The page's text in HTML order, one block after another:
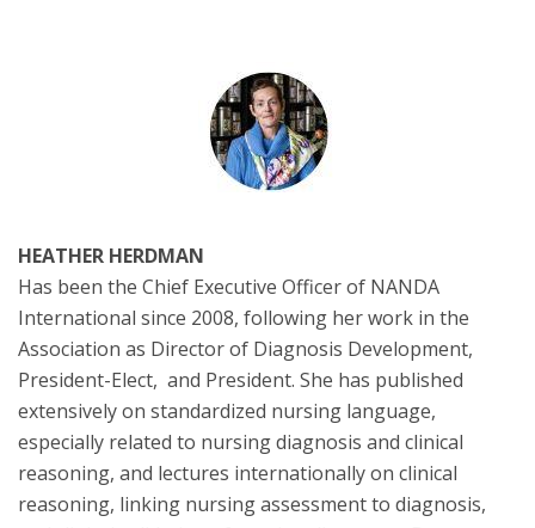
HEATHER HERDMAN
Has been the Chief Executive Officer of NANDA
International since 2008, following her work in the
Association as Director of Diagnosis Development,
President-Elect, and President. She has published
extensively on standardized nursing language,
especially related to nursing diagnosis and clinical
reasoning, and lectures internationally on clinical
reasoning, linking nursing assessment to diagnosis,